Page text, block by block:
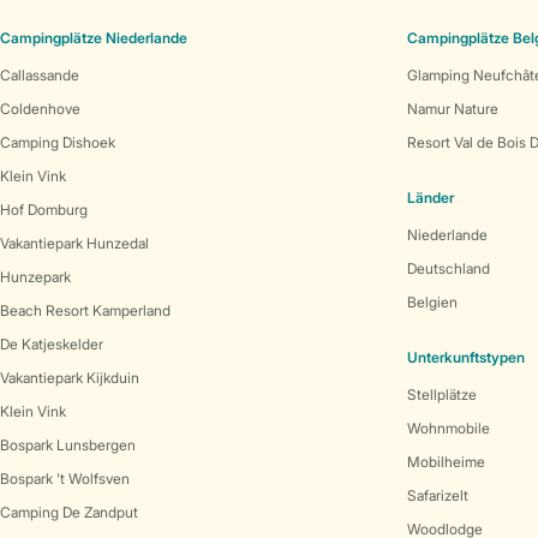
Campingplätze Niederlande
Callassande
Coldenhove
Camping Dishoek
Klein Vink
Hof Domburg
Vakantiepark Hunzedal
Hunzepark
Beach Resort Kamperland
De Katjeskelder
Vakantiepark Kijkduin
Klein Vink
Bospark Lunsbergen
Bospark 't Wolfsven
Camping De Zandput
Campingplätze
Glamping
Namur Nature
Resort Val de Bois
Länder
Niederlande
Deutschland
Belgien
Unterkunftstypen
Stellplätze
Wohnmobile
Mobilheime
Safarizelt
Woodlodge